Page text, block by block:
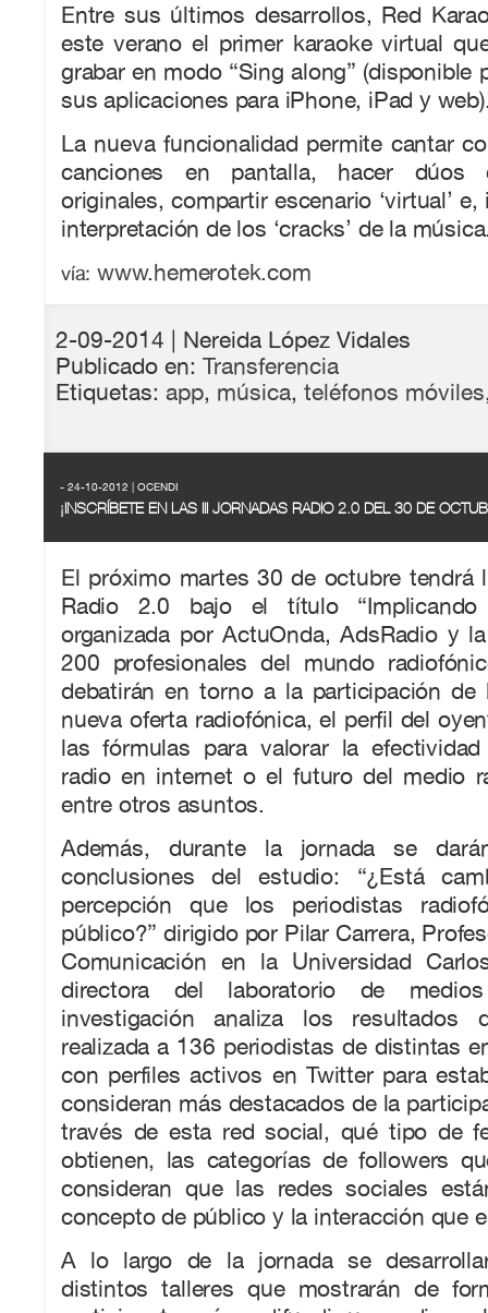
Entre sus últimos desarrollos, Red
este verano el primer karaoke virtual
grabar en modo “Sing along” (disponible
sus aplicaciones para iPhone, iPad y
La nueva funcionalidad permite cantar
canciones en pantalla, hacer
originales, compartir escenario ‘virtual’
interpretación de los ‘cracks’ de la
vía: www.hemerotek.com
2-09-2014 | Nereida López Vidales
Publicado en: Transferencia
Etiquetas: app, música, teléfonos móviles
- 24-10-2012 | OCENDI
¡INSCRÍBETE EN LAS III JORNADAS RADIO 2.0 DEL 30 DE
El próximo martes 30 de octubre tendrá
Radio 2.0 bajo el título
organizada por ActuOnda, AdsRadio y
200 profesionales del mundo
debatirán en torno a la participación de
nueva oferta radiofónica, el perfil del
las fórmulas para valorar la
radio en internet o el futuro del medio
entre otros asuntos.
Además, durante la jornada se
conclusiones del estudio: “¿Está
percepción que los periodistas
público?” dirigido por Pilar Carrera,
Comunicación en la Universidad
directora del laboratorio de
investigación analiza los resultados
realizada a 136 periodistas de distintas
con perfiles activos en Twitter para
consideran más destacados de la
través de esta red social, qué tipo de
obtienen, las categorías de followers
consideran que las redes sociales
concepto de público y la interacción que
A lo largo de la jornada se
distintos talleres que mostrarán de